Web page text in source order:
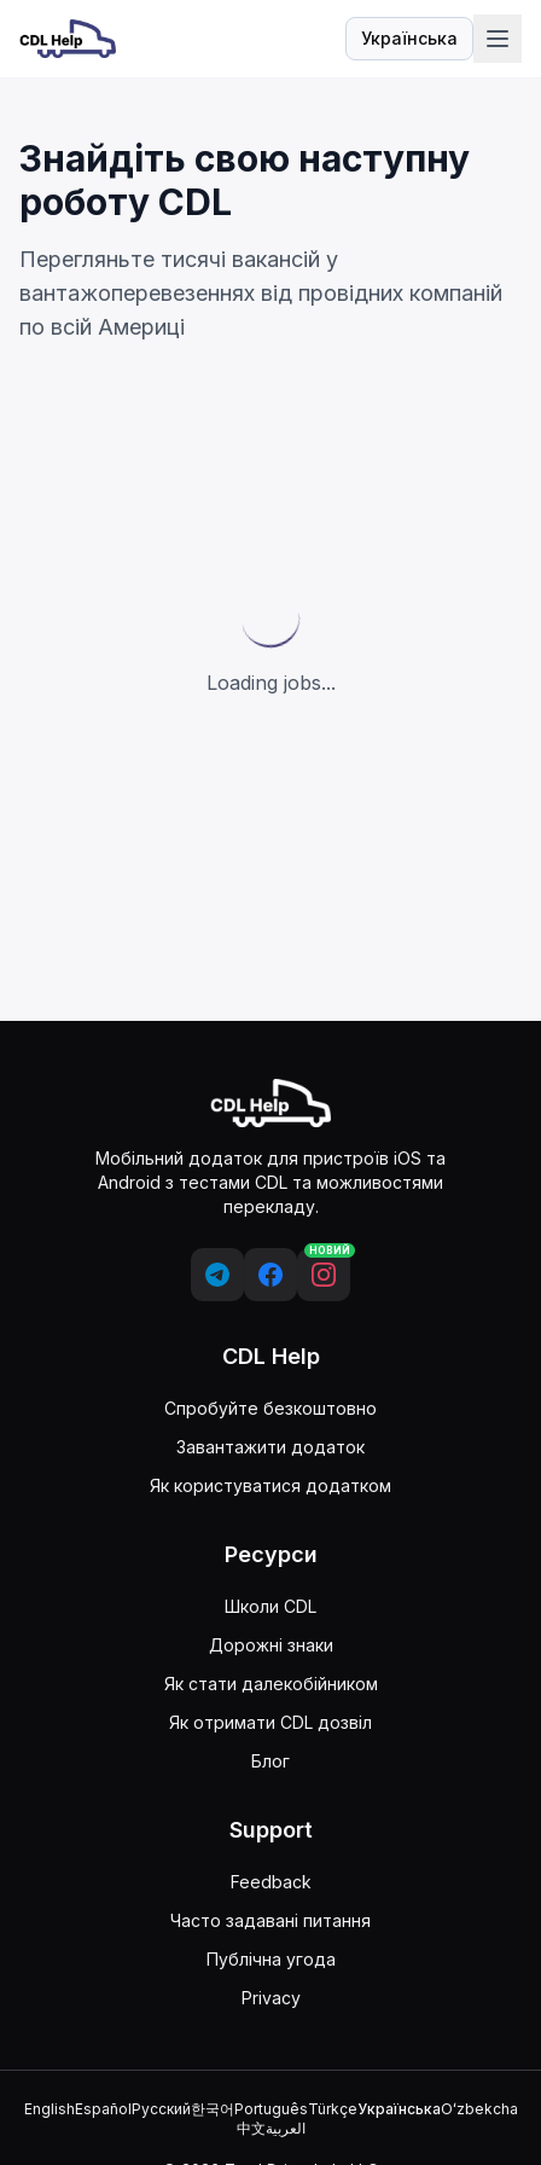
Українська
Мова
Знайдіть свою наступну
роботу CDL
Перегляньте тисячі вакансій у
вантажоперевезеннях від провідних компаній
по всій Америці
Loading jobs...
Мобільний додаток для пристроїв iOS та
Android з тестами CDL та можливостями
перекладу.
НОВИЙ
CDL Help
Спробуйте безкоштовно
Завантажити додаток
Як користуватися додатком
Ресурси
Школи CDL
Дорожні знаки
Як стати далекобійником
Як отримати CDL дозвіл
Блог
Support
Feedback
Часто задавані питання
Публічна угода
Privacy
EnglishEspañolРусский한국어PortuguêsTürkçeУкраїнськаOʻzbekcha
中文العربية